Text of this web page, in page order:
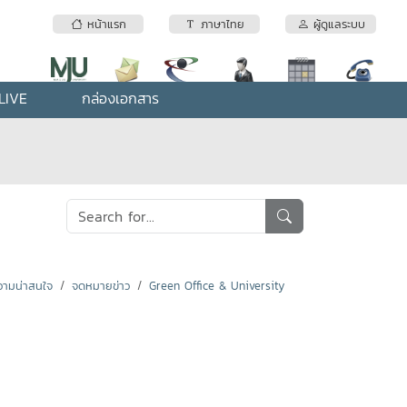
หน้าแรก ภาษาไทย ผู้ดูแลระบบ
LIVE กล่องเอกสาร
มน่าสนใจ จดหมายข่าว
Green Office & University